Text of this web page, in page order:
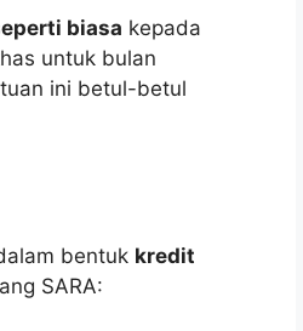
biasa kepada
untuk bulan
ini betul-betul
bentuk kredit
SARA: